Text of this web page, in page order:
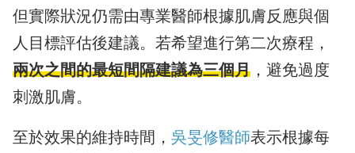
但實際狀況仍需由專業醫師根據肌膚反應與個
人目標評估後建議。若希望進行第二次療程，
兩次之間的最短間隔建議為三個月 ，避免過度
刺激肌膚。
至於效果的維持時間， 吳旻修醫師表示根據每